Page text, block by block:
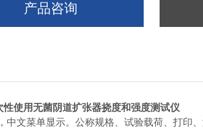
产品咨询
性使用无菌阴道扩张器挠度和强度测试仪
中文菜单显示。公称规格、试验载荷、打印